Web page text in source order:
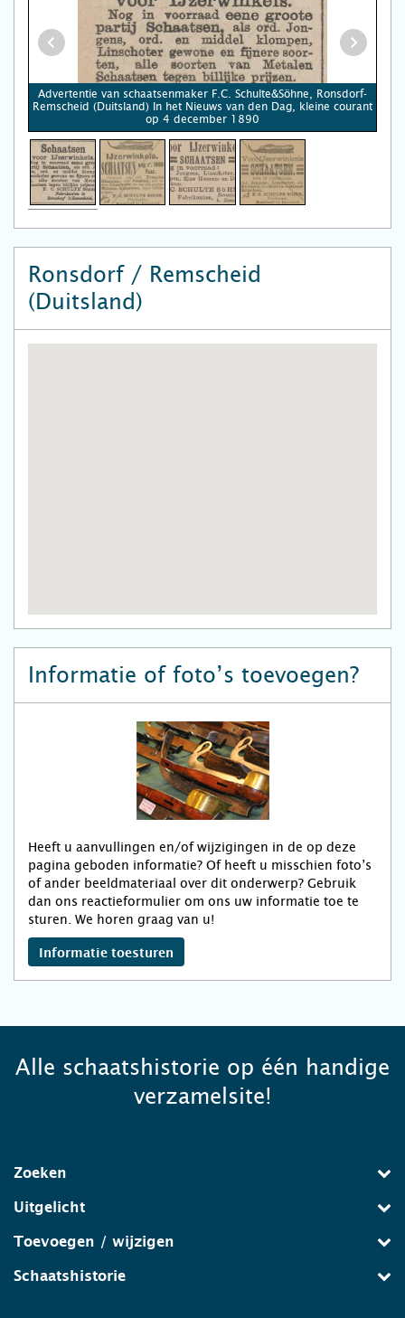
Advertentie van schaatsenmaker F.C. Schulte&Söhne, Ronsdorf-
Remscheid (Duitsland) In het Nieuws van den Dag, kleine courant
op 4 december 1890
Ronsdorf / Remscheid
(Duitsland)
Informatie of foto’s toevoegen?
Heeft u aanvullingen en/of wijzigingen in de op deze
pagina geboden informatie? Of heeft u misschien foto’s
of ander beeldmateriaal over dit onderwerp? Gebruik
dan ons reactieformulier om ons uw informatie toe te
sturen. We horen graag van u!
Informatie toesturen
Alle schaatshistorie op één handige
verzamelsite!
Zoeken
Uitgelicht
Toevoegen / wijzigen
Schaatshistorie